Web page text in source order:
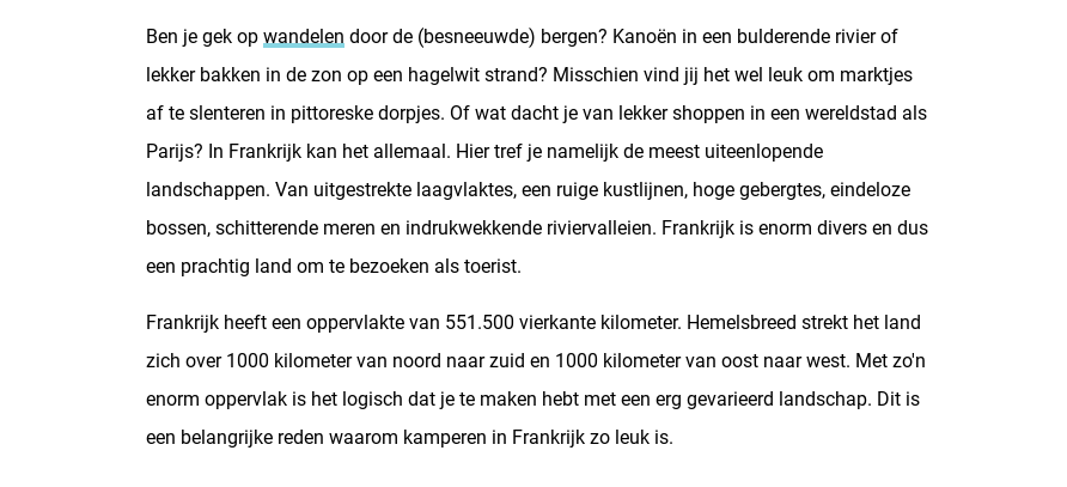
Ben je gek op wandelen door de (besneeuwde) bergen? Kanoën in een bulderende rivier of
lekker bakken in de zon op een hagelwit strand? Misschien vind jij het wel leuk om marktjes
af te slenteren in pittoreske dorpjes. Of wat dacht je van lekker shoppen in een wereldstad als
Parijs? In Frankrijk kan het allemaal. Hier tref je namelijk de meest uiteenlopende
landschappen. Van uitgestrekte laagvlaktes, een ruige kustlijnen, hoge gebergtes, eindeloze
bossen, schitterende meren en indrukwekkende riviervalleien. Frankrijk is enorm divers en dus
een prachtig land om te bezoeken als toerist.
Frankrijk heeft een oppervlakte van 551.500 vierkante kilometer. Hemelsbreed strekt het land
zich over 1000 kilometer van noord naar zuid en 1000 kilometer van oost naar west. Met zo'n
enorm oppervlak is het logisch dat je te maken hebt met een erg gevarieerd landschap. Dit is
een belangrijke reden waarom kamperen in Frankrijk zo leuk is.